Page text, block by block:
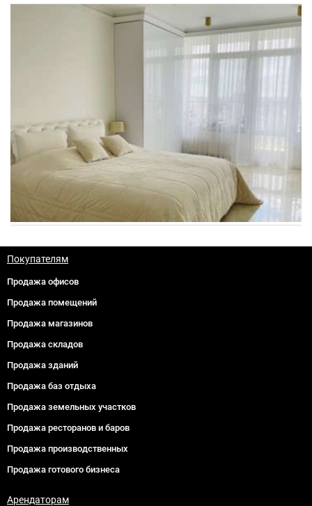
Покупателям
Продажа офисов
Продажа помещений
Продажа магазинов
Продажа складов
Продажа зданий
Продажа баз отдыха
Продажа земельных участков
Продажа ресторанов и баров
Продажа производственных
Продажа готового бизнеса
Арендаторам